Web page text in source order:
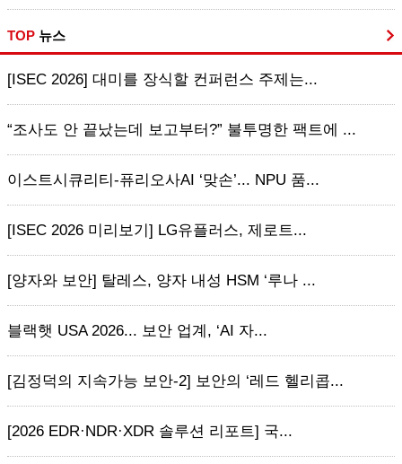
TOP 뉴스
[ISEC 2026] 대미를 장식할 컨퍼런스 주제는...
“조사도 안 끝났는데 보고부터?” 불투명한 팩트에 ...
이스트시큐리티-퓨리오사AI ‘맞손’... NPU 품...
[ISEC 2026 미리보기] LG유플러스, 제로트...
[양자와 보안] 탈레스, 양자 내성 HSM ‘루나 ...
블랙햇 USA 2026... 보안 업계, ‘AI 자...
[김정덕의 지속가능 보안-2] 보안의 ‘레드 헬리콥...
[2026 EDR·NDR·XDR 솔루션 리포트] 국...